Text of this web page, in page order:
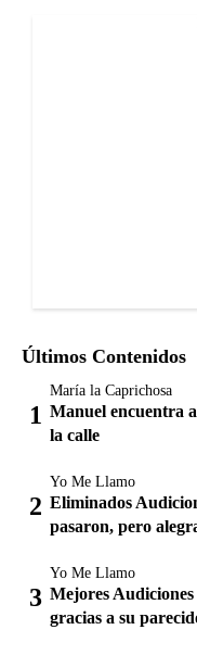
Últimos Contenidos
María la Caprichosa
Manuel encuentra
la calle
Yo Me Llamo
Eliminados
pasaron, pero
Yo Me Llamo
Mejores
gracias a su